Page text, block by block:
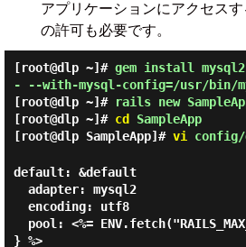
アプリケーションにアクセス
の許可も必要です。
[root@dlp ~]# gem install
- --with-mysql-config=/usr/bin/
[root@dlp ~]# rails new
[root@dlp ~]# cd SampleApp
[root@dlp SampleApp]# vi config/
default: &default
} %>